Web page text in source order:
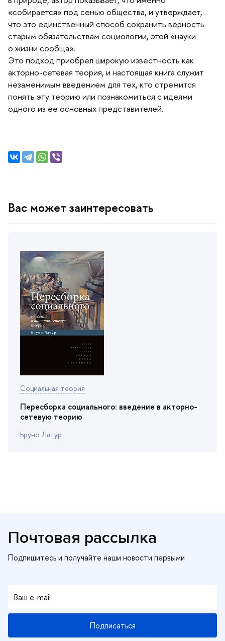
«собирается» под сенью общества, и утверждает,
что это единственный способ сохранить верность
старым обязательствам социологии, этой «науки
о жизни сообща».
Это подход приобрел широкую известность как
акторно-сетевая теория, и настоящая книга служит
незаменимым введением для тех, кто стремится
понять эту теорию или познакомиться с идеями
одного из ее основных представителей.
ас может заинтересовать
Социальная теория
Пересборка социального: введение в акторно-
сетевую теорию
Бруно Латур
Почтовая рассылка
Подписаться